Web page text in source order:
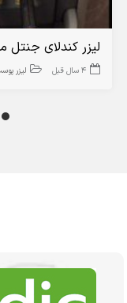
لیزر کندلای
4 سال قبل لیزر